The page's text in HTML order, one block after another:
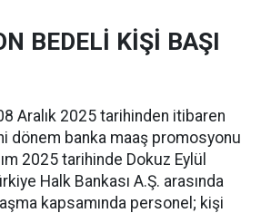
BEDELİ KİŞİ BAŞI
Aralık 2025 tarihinden itibaren
dönem banka maaş promosyonu
2025 tarihinde Dokuz Eylül
Halk Bankası A.Ş. arasında
kapsamında personel; kişi